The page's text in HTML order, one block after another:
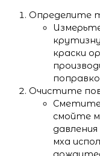
Определите
краски
Очистите
Сметите
смойте
мха